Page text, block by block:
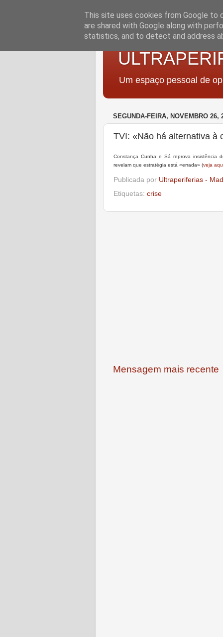
Um espaço pessoal de
SEGUNDA-FEIRA, NOVEMBRO 26,
TVI: «Não há alternativa à
Constança Cunha e Sá reprova insistência
revelam que estratégia está «errada» (veja
Publicada por Ultraperiferias -
Etiquetas: crise
Mensagem mais recente
This site uses cookies from Google to
are shared with Google along with
statistics, and to detect and address